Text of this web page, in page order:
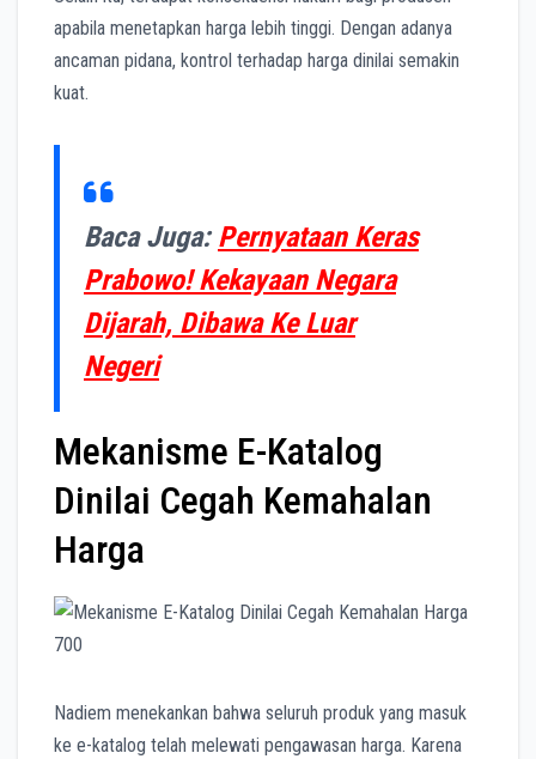
apabila menetapkan harga lebih tinggi. Dengan adanya
ancaman pidana, kontrol terhadap harga dinilai semakin
kuat.
Baca Juga:Pernyataan Keras
Prabowo! Kekayaan Negara
Dijarah, Dibawa Ke Luar
Negeri
Mekanisme E-Katalog
Dinilai Cegah Kemahalan
Harga
Nadiem menekankan bahwa seluruh produk yang masuk
ke e-katalog telah melewati pengawasan harga. Karena